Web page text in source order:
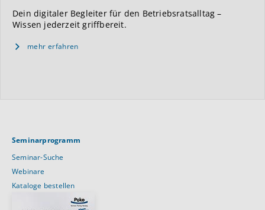
Dein digitaler Begleiter für den Betriebsratsalltag –
Wissen jederzeit griffbereit.
mehr erfahren
Seminarprogramm
Seminar-Suche
Webinare
Kataloge bestellen